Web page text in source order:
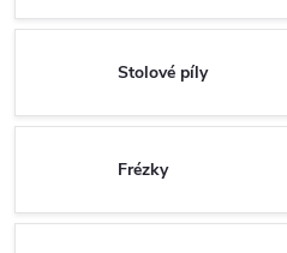
Stolové píly
Frézky